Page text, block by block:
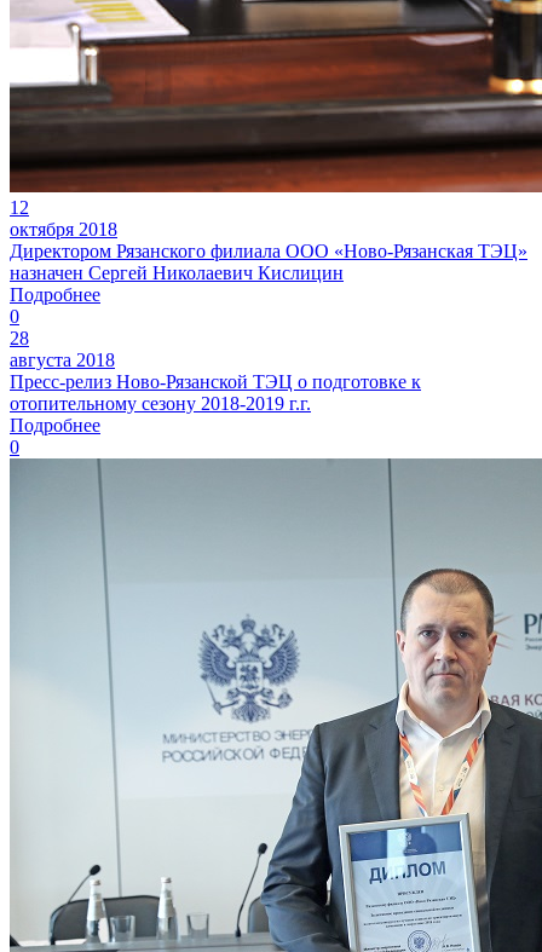
12
октября 2018
Директором Рязанского филиала ООО «Ново-Рязанская ТЭЦ»
назначен Сергей Николаевич Кислицин
Подробнее
0
28
августа 2018
Пресс-релиз Ново-Рязанской ТЭЦ о подготовке к
отопительному сезону 2018-2019 г.г.
Подробнее
0